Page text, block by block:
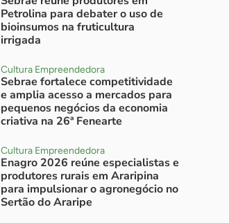
Petrolina para debater o uso de
bioinsumos na fruticultura
irrigada
Cultura Empreendedora
Sebrae fortalece competitividade
e amplia acesso a mercados para
pequenos negócios da economia
criativa na 26ª Fenearte
Cultura Empreendedora
Enagro 2026 reúne especialistas e
produtores rurais em Araripina
para impulsionar o agronegócio no
Sertão do Araripe